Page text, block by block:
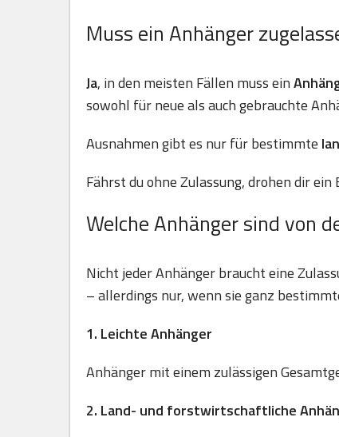
Muss ein Anhänger
Ja, in den meisten Fällen muss ein
sowohl für neue als auch gebrauchte
Ausnahmen gibt es nur für bestimmte
Fährst du ohne Zulassung, drohen dir
Welche Anhänger sind von
Nicht jeder Anhänger braucht eine
– allerdings nur, wenn sie ganz
1. Leichte Anhänger
Anhänger mit einem zulässigen
2. Land- und forstwirtschaftliche